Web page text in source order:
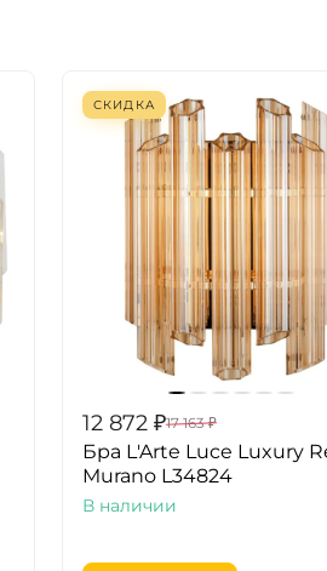
СКИДКА
12 872 ₽17 163 ₽
Бра L'Arte Luce Luxury
Murano L34824
В наличии